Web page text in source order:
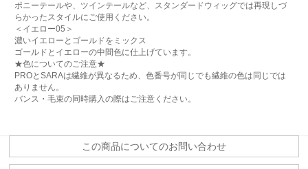
ポニーテールや、ツインテールなど、スタンダードウィッグでは再現しづ
らかったスタイルにご使用ください。
＜イエロー05＞
濃いイエローとゴールドをミックス
ゴールドとイエローの中間色に仕上げています。
★色についてのご注意★
PROとSARAは繊維が異なるため、色番号が同じでも繊維の色は同じでは
ありません。
バンス・毛束の同時購入の際はご注意ください。
この商品についてのお問い合わせ